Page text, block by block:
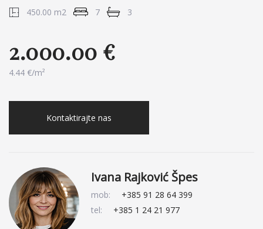
450.00 m2 7 3
2.000.00 €
4.44 €/m²
Kontaktirajte nas
Ivana Rajković Špes
mob:
+385 91 28 64 399
tel:
+385 1 24 21 977